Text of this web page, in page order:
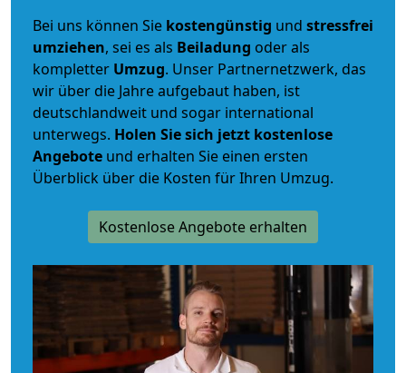
Bei uns können Sie kostengünstig und stressfrei
umziehen, sei es als Beiladung oder als
kompletter Umzug. Unser Partnernetzwerk, das
wir über die Jahre aufgebaut haben, ist
deutschlandweit und sogar international
unterwegs. Holen Sie sich jetzt kostenlose
Angebote und erhalten Sie einen ersten
Überblick über die Kosten für Ihren Umzug.
Kostenlose Angebote erhalten